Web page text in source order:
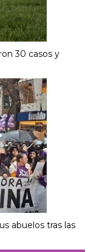
30 casos y
abuelos tras las